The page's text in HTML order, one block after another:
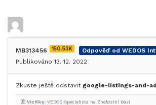
MB313456 150.53K
Odpověď od WEDOS
Publikováno 13. 12. 2022
Zkuste ještě odstavit google-listings-and-
Vizitka: VEDOS Specialista na Znalostní bázi